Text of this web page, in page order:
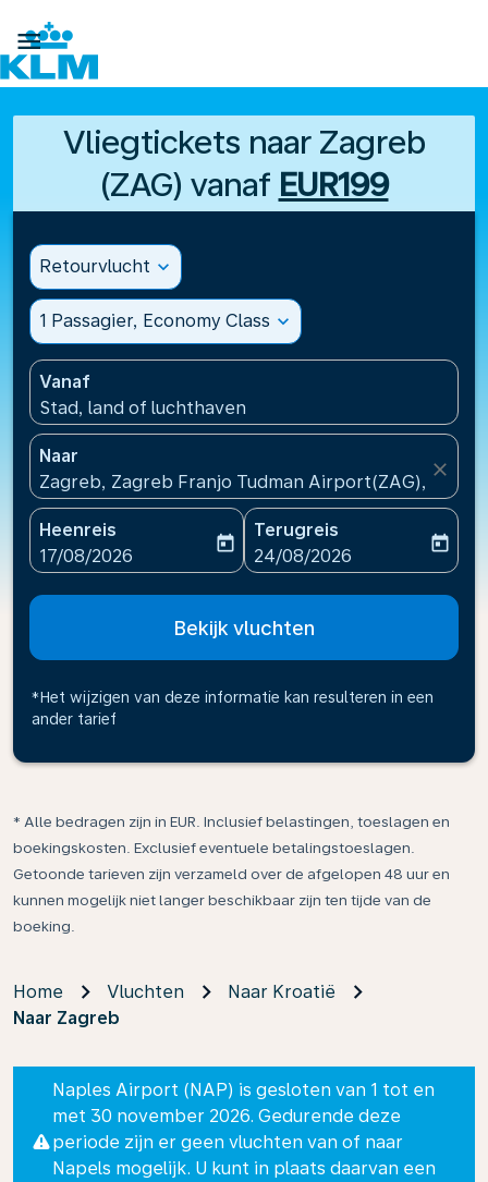

Vliegtickets naar Zagreb
(ZAG) vanaf EUR199
Retourvlucht expand_more
1 Passagier, Economy Class expand_more
Vanaf
Stad, land of luchthaven
Naar
Zagreb, Zagreb Franjo Tudman Airport(ZAG),
close
Heenreis
fc-booking-departure-date-aria-label
17/08/2026
today
Terugreis
fc-booking-return-date-
24/08/2026
today
Bekijk vluchten
*Het wijzigen van deze informatie kan resulteren in een
ander tarief
* Alle bedragen zijn in EUR. Inclusief belastingen, toeslagen en
boekingskosten. Exclusief eventuele betalingstoeslagen.
Getoonde tarieven zijn verzameld over de afgelopen 48 uur en
kunnen mogelijk niet langer beschikbaar zijn ten tijde van de
boeking.
Home Vluchten
Naar Kroatië
Naar Zagreb
Naples Airport (NAP) is gesloten van 1 tot en
met 30 november 2026. Gedurende deze
periode zijn er geen vluchten van of naar
Napels mogelijk. U kunt in plaats daarvan een